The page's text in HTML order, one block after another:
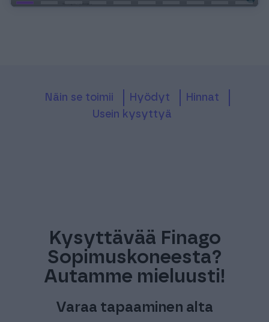
Näin se toimii Hyödyt
Hinnat
Usein kysyttyä
Kysyttävää Finago
Sopimuskoneesta?
Autamme mieluusti!
Varaa tapaaminen alta